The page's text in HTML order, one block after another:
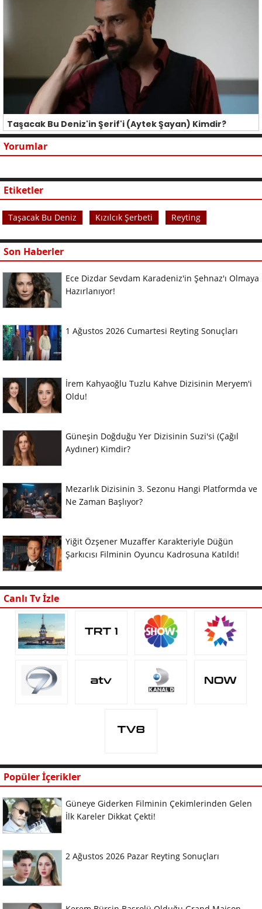
Taşacak Bu Deniz'in Şerif'i (Aytek Şayan) Kimdir?
Yorumlar
Etiketler
Taşacak Bu Deniz Kızılcık Şerbeti Reyting
Son Haberler
Ece Dizdar Sevdam Karadeniz'in Şehnaz'ı Olmaya
Hazırlanıyor!
1 Ağustos 2026 Cumartesi Reyting Sonuçları
İrem Kahyaoğlu Tuzlu Kahve Dizisinin Meryem'i
Oldu!
Güneşin Doğduğu Yer Dizisinin Suzi'si (Çağıl
Aydıner) Kimdir?
Mezarlık Dizisinin 3. Sezonu Hangi Platformda ve
Ne Zaman Başlıyor?
Yiğit Özşener Muzaffer Karakteriyle Düğün
Şarkıcısı Filminin Oyuncu Kadrosuna Katıldı!
Canlı Tv İzle
Popüler İçerikler
Güneye Giderken Filminin Çekimlerinden Gelen
İlk Kareler Dikkat Çekti!
2 Ağustos 2026 Pazar Reyting Sonuçları